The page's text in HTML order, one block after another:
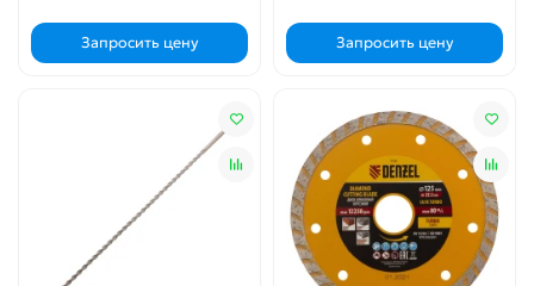
Запросить цену Запросить цену